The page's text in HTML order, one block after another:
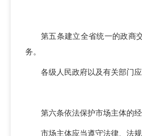
第五条建立全省统一的政商
务。
各级人民政府以及有关部门
第六条依法保护市场主体的
市场主体应当遵守法律、法